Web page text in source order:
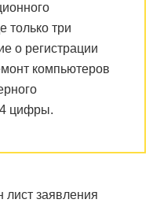
только три
о регистрации
компьютеров
4 цифры.
лист заявления